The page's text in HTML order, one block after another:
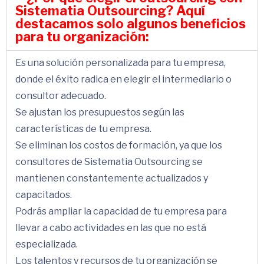
Sistematia Outsourcing? Aquí
destacamos solo algunos beneficios
para tu organización:
Es una solución personalizada para tu empresa,
donde el éxito radica en elegir el intermediario o
consultor adecuado.
Se ajustan los presupuestos según las
características de tu empresa.
Se eliminan los costos de formación, ya que los
consultores de Sistematia Outsourcing se
mantienen constantemente actualizados y
capacitados.
Podrás ampliar la capacidad de tu empresa para
llevar a cabo actividades en las que no está
especializada.
Los talentos y recursos de tu organización se